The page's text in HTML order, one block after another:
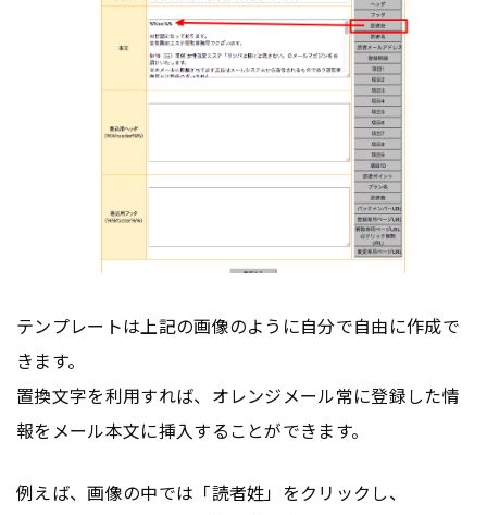
テンプレートは上記の画像のように自分で自由に作成で
きます。
置換文字を利用すれば、オレンジメール常に登録した情
報をメール本文に挿入することができます。
例えば、画像の中では「読者姓」をクリックし、